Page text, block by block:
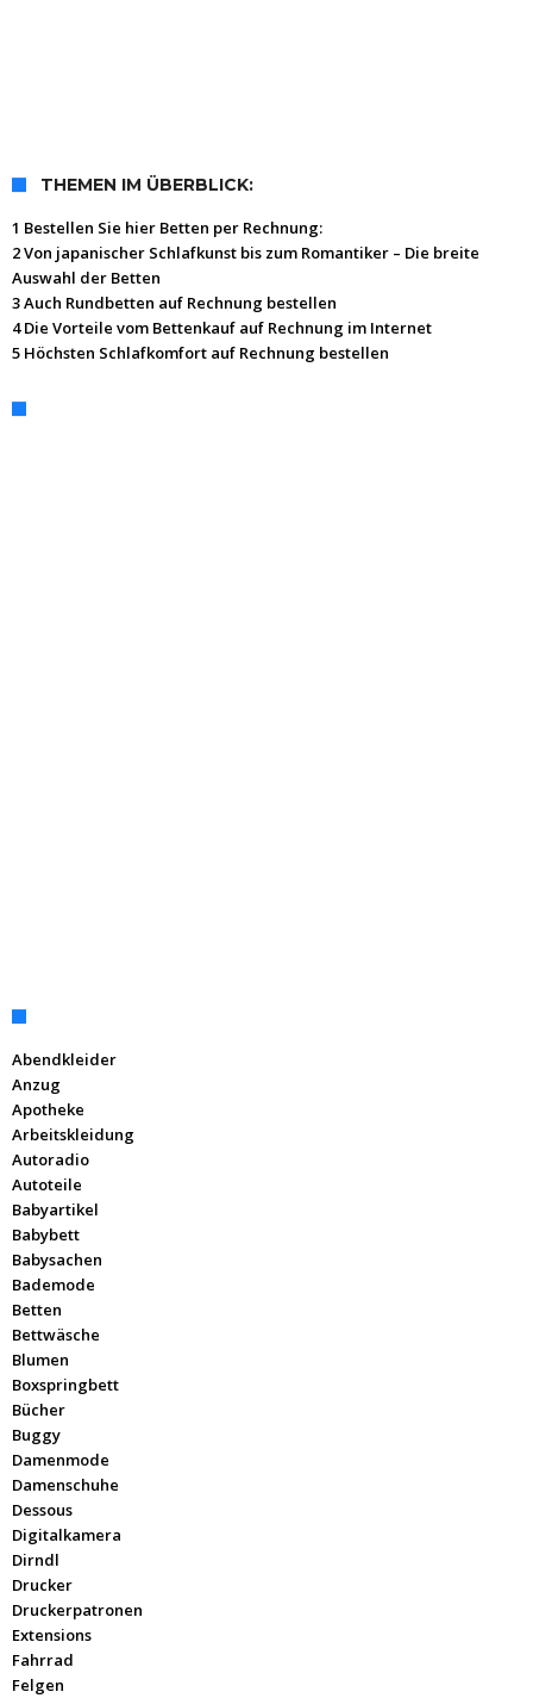
THEMEN IM ÜBERBLICK:
1 Bestellen Sie hier Betten per Rechnung:
2 Von japanischer Schlafkunst bis zum Romantiker – Die breite
Auswahl der Betten
3 Auch Rundbetten auf Rechnung bestellen
4 Die Vorteile vom Bettenkauf auf Rechnung im Internet
5 Höchsten Schlafkomfort auf Rechnung bestellen
Abendkleider
Anzug
Apotheke
Arbeitskleidung
Autoradio
Autoteile
Babyartikel
Babybett
Babysachen
Bademode
Betten
Bettwäsche
Blumen
Boxspringbett
Bücher
Buggy
Damenmode
Damenschuhe
Dessous
Digitalkamera
Dirndl
Drucker
Druckerpatronen
Extensions
Fahrrad
Felgen